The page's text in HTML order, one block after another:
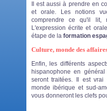
Il est aussi à prendre en
et orale. Les notions
comprendre ce qu'il lit,
L'expression écrite et
étape de la formation
Culture, monde des
Enfin, les différents
hispanophone en
seront traitées. Il est
monde ibérique et sud-
vous donneront les clefs